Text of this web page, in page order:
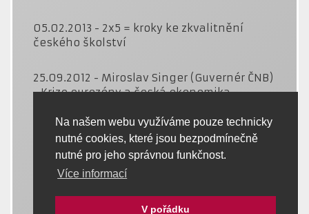
Na našem webu využíváme pouze technicky
nutné cookies, které jsou bezpodmínečně
nutné pro jeho správnou funkčnost.
Více informací
V pořádku
05.02.2013 - 2x5 = kroky ke zkvalitnění
českého školství
25.09.2012 - Miroslav Singer (Guvernér ČNB)
- Krize eurozóny a česká ekonomika
29.05.2012 - CERN - Jak snadno publikovat
výsledky vědecké práce na webu.
21.05.2012 - CENTROPE – Education Meets